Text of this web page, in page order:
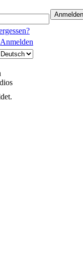
Anmelden